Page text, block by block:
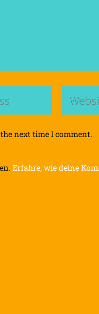
next time I comment.
Erfahre, wie deine